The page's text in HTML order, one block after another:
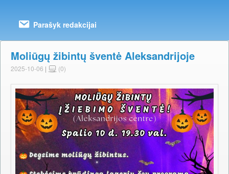
Parašyk redakcijai
Moliūgų žibintų šventė Aleksandrijoje
2025-10-06 | (0)